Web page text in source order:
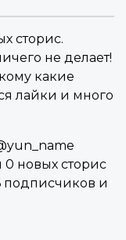
сторис.
не делает!
какие
лайки и много
0 новых сторис
подписчиков и